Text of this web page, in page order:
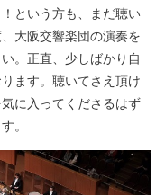
という方も、まだ聴い
大阪交響楽団の演奏を
。正直、少しばかり自
ます。聴いてさえ頂け
に入ってくださるはず
。